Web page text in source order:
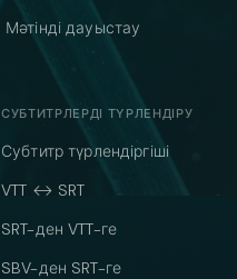
Мәтінді дауыстау
СУБТИТРЛЕРДІ ТҮРЛЕНДІРУ
Субтитр түрлендіргіші
VTT ↔ SRT
SRT-ден VTT-ге
SBV-ден SRT-ге